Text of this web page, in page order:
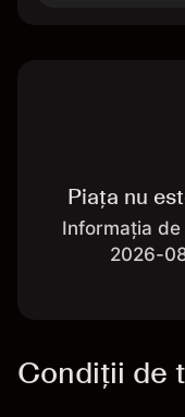
Piața nu
Informația
2026-
Condiții de